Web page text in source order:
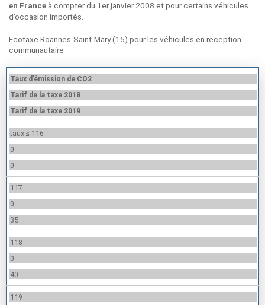
en France à compter du 1er janvier 2008 et pour certains véhicules
d’occasion importés.
Ecotaxe Roannes-Saint-Mary (15) pour les véhicules en reception
communautaire
Taux d’émission de CO2
Tarif de la taxe 2018
Tarif de la taxe 2019
taux ≤ 116
0
0
117
0
35
118
0
40
119